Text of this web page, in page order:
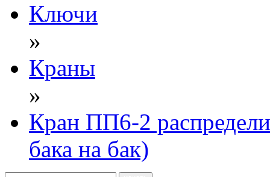
Ключи
»
Краны
»
Кран ПП6-2
бака на бак)